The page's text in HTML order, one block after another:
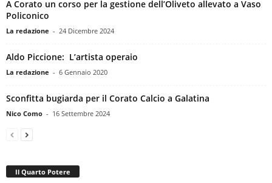
A Corato un corso per la gestione dell’Oliveto allevato a Vaso
Policonico
La redazione - 24 Dicembre 2024
Aldo Piccione: L’artista operaio
La redazione - 6 Gennaio 2020
Sconfitta bugiarda per il Corato Calcio a Galatina
Nico Como - 16 Settembre 2024
Il Quarto Potere